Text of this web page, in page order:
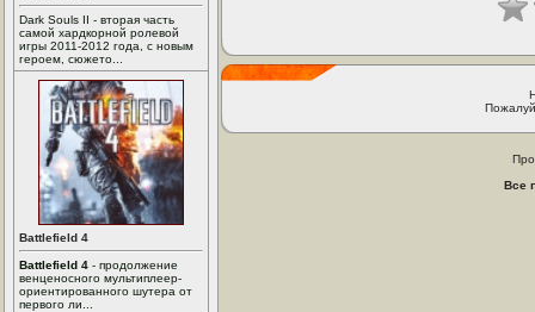
Dark Souls II - вторая часть
самой хардкорной ролевой
игры 2011-2012 года, с новым
героем, сюжето...
Battlefield 4
Battlefield 4 - продолжение
венценосного мультиплеер-
ориентированного шутера от
первого ли...
Все